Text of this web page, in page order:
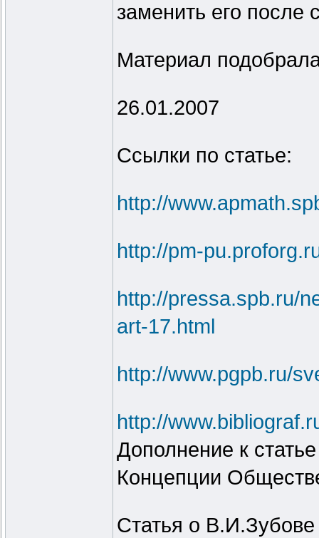
заменить его после
Материал
26.01.2007
Ссылки по статье:
http://
http://pm-
http://pressa.spb.ru/
art-17.html
http://www.pgpb.ru/
http://
Дополнение к
Концепции
Статья о